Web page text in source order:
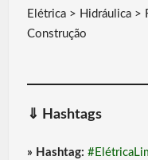
Elétrica > Hidráulica >
Construção
⇓ Hashtags
» Hashtag: